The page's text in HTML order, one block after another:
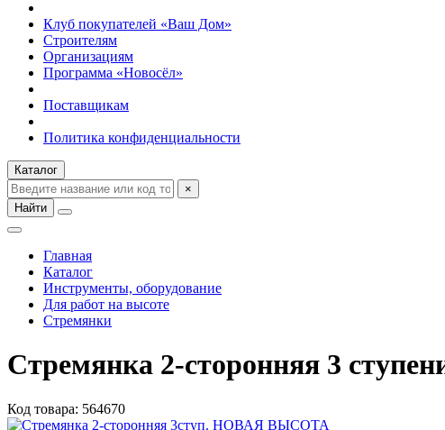
Клуб покупателей «Ваш Дом»
Строителям
Организациям
Программа «Новосёл»
Поставщикам
Политика конфиденциальности
Каталог
×
Найти
Главная
Каталог
Инструменты, оборудование
Для работ на высоте
Стремянки
Стремянка 2-сторонняя 3
Код товара: 564670